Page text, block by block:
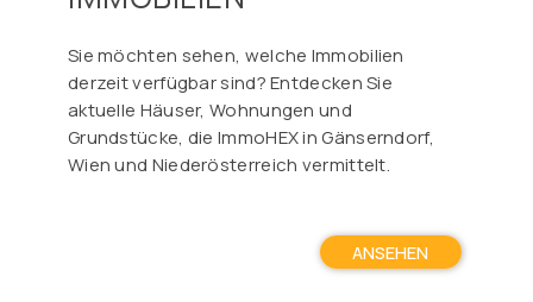
Sie möchten sehen, welche Immobilien
derzeit verfügbar sind? Entdecken Sie
aktuelle Häuser, Wohnungen und
Grundstücke, die ImmoHEX in Gänserndorf,
Wien und Niederösterreich vermittelt.
ANSEHEN